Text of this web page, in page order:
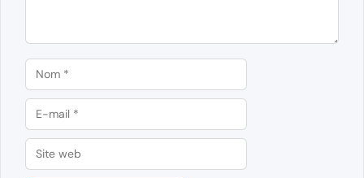
Nom
E-
mail
Site
web